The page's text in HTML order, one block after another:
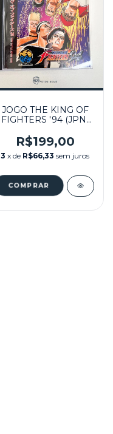
JOGO THE KING OF
FIGHTERS '94 (JPN)
GEO CD
R$199,00
3 x de R$66,33 sem juros